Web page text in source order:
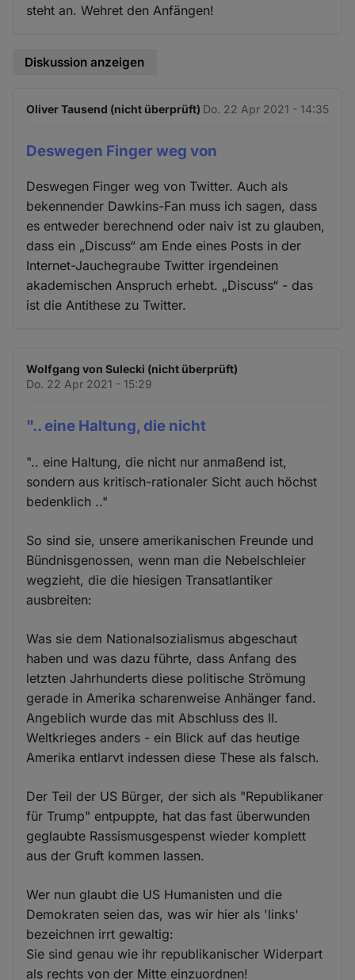
steht an. Wehret den Anfängen!
Diskussion anzeigen
Oliver Tausend (nicht überprüft) Do. 22 Apr 2021 - 14:35
Deswegen Finger weg von
Deswegen Finger weg von Twitter. Auch als
bekennender Dawkins-Fan muss ich sagen, dass
es entweder berechnend oder naiv ist zu glauben,
dass ein „Discuss“ am Ende eines Posts in der
Internet-Jauchegraube Twitter irgendeinen
akademischen Anspruch erhebt. „Discuss“ - das
ist die Antithese zu Twitter.
Wolfgang von Sulecki (nicht überprüft)
Do. 22 Apr 2021 - 15:29
".. eine Haltung, die nicht
".. eine Haltung, die nicht nur anmaßend ist,
sondern aus kritisch-rationaler Sicht auch höchst
bedenklich .."
So sind sie, unsere amerikanischen Freunde und
Bündnisgenossen, wenn man die Nebelschleier
wegzieht, die die hiesigen Transatlantiker
ausbreiten:
Was sie dem Nationalsozialismus abgeschaut
haben und was dazu führte, dass Anfang des
letzten Jahrhunderts diese politische Strömung
gerade in Amerika scharenweise Anhänger fand.
Angeblich wurde das mit Abschluss des II.
Weltkrieges anders - ein Blick auf das heutige
Amerika entlarvt indessen diese These als falsch.
Der Teil der US Bürger, der sich als "Republikaner
für Trump" entpuppte, hat das fast überwunden
geglaubte Rassismusgespenst wieder komplett
aus der Gruft kommen lassen.
Wer nun glaubt die US Humanisten und die
Demokraten seien das, was wir hier als 'links'
bezeichnen irrt gewaltig:
Sie sind genau wie ihr republikanischer Widerpart
als rechts von der Mitte einzuordnen!